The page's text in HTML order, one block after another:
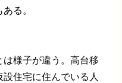
る。
は様子が違う。高台移
住宅に住んでいる人